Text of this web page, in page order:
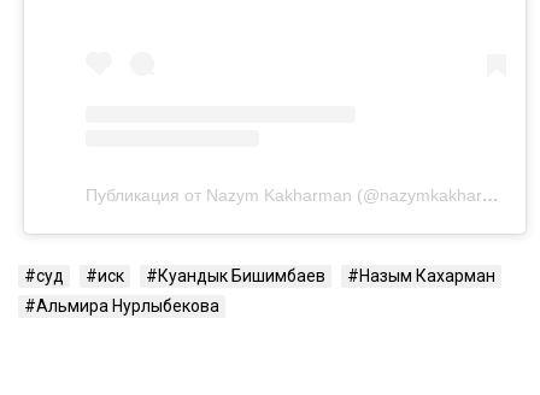
Публикация от Nazym Kakharman (@nazymkakharman)
суд иск Куандык Бишимбаев
Назым Кахарман
Альмира Нурлыбекова